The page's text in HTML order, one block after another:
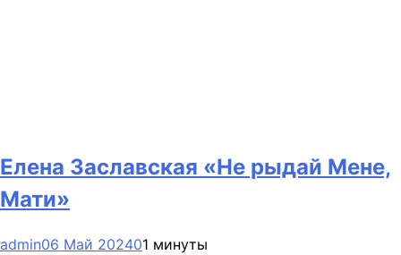
Елена Заславская «Не рыдай Мене,
Мати»
admin06 Май 202401 минуты